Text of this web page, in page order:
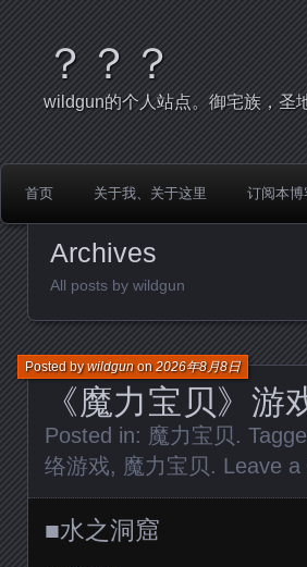
？？？
wildgun的个人站点。御宅族，圣
首页 关于我、关于这里 订阅本博
Archives
All posts by wildgun
《魔力宝贝》
Posted bywildgunon2026年8月8日
Posted in: 魔力宝贝 .
络游戏, 魔力宝贝 . Leave a
■水之洞窟